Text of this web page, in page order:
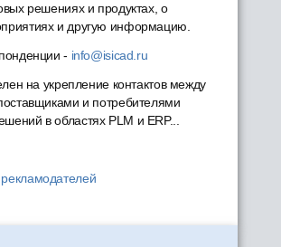
решениях и продуктах, о
и другую информацию.
- info@isicad.ru
на укрепление контактов между
и потребителями
в областях PLM и ERP...